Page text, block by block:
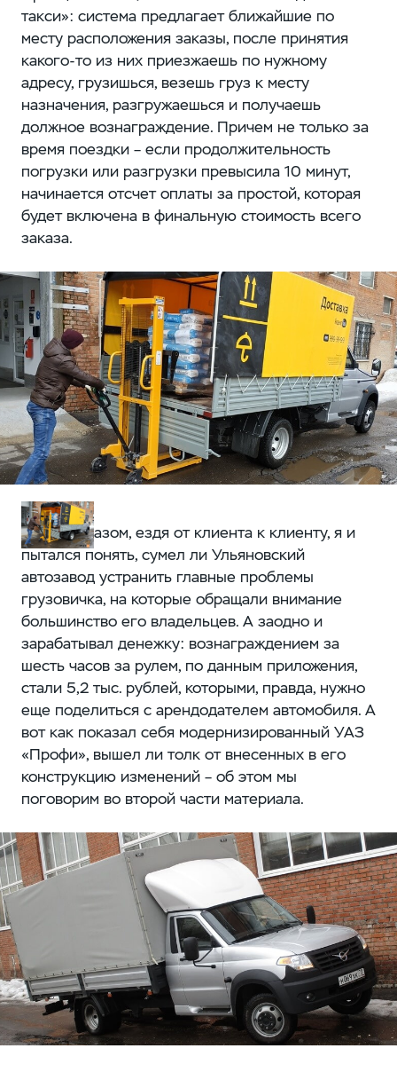
такси»: система предлагает ближайшие по
месту расположения заказы, после принятия
какого-то из них приезжаешь по нужному
адресу, грузишься, везешь груз к месту
назначения, разгружаешься и получаешь
должное вознаграждение. Причем не только за
время поездки – если продолжительность
погрузки или разгрузки превысила 10 минут,
начинается отсчет оплаты за простой, которая
будет включена в финальную стоимость всего
заказа.
Таким образом, ездя от клиента к клиенту, я и
пытался понять, сумел ли Ульяновский
автозавод устранить главные проблемы
грузовичка, на которые обращали внимание
большинство его владельцев. А заодно и
зарабатывал денежку: вознаграждением за
шесть часов за рулем, по данным приложения,
стали 5,2 тыс. рублей, которыми, правда, нужно
еще поделиться с арендодателем автомобиля. А
вот как показал себя модернизированный УАЗ
«Профи», вышел ли толк от внесенных в его
конструкцию изменений – об этом мы
поговорим во второй части материала.